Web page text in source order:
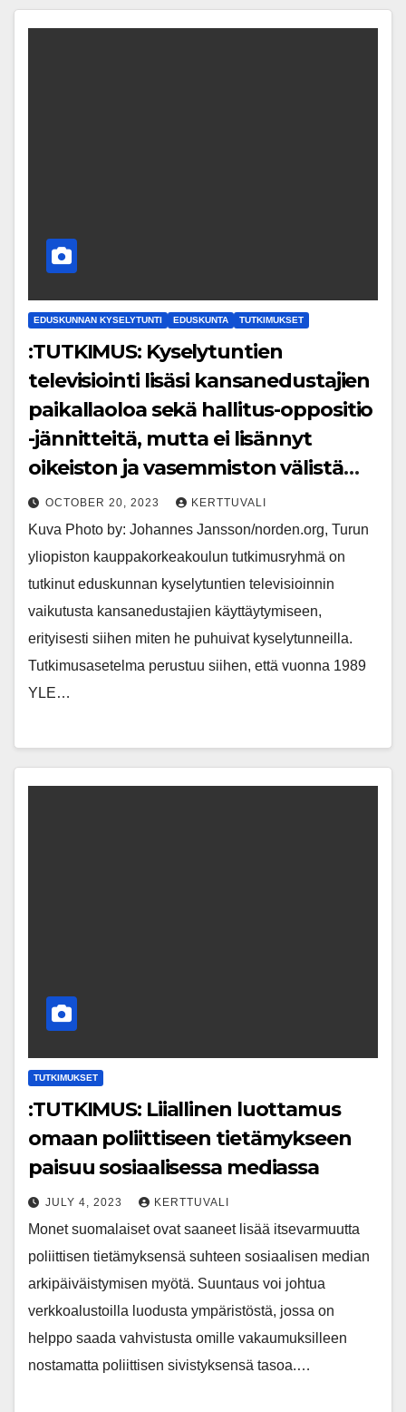
EDUSKUNNAN KYSELYTUNTI EDUSKUNTA TUTKIMUKSET
:TUTKIMUS: Kyselytuntien
televisiointi lisäsi kansanedustajien
paikallaoloa sekä hallitus-oppositio
-jännitteitä, mutta ei lisännyt
oikeiston ja vasemmiston välistä
polarisaatiota eduskuntapuheessa
OCTOBER 20, 2023 KERTTUVALI
Kuva Photo by: Johannes Jansson/norden.org, Turun
yliopiston kauppakorkeakoulun tutkimusryhmä on
tutkinut eduskunnan kyselytuntien televisioinnin
vaikutusta kansanedustajien käyttäytymiseen,
erityisesti siihen miten he puhuivat kyselytunneilla.
Tutkimusasetelma perustuu siihen, että vuonna 1989
YLE…
TUTKIMUKSET
:TUTKIMUS: Liiallinen luottamus
omaan poliittiseen tietämykseen
paisuu sosiaalisessa mediassa
JULY 4, 2023 KERTTUVALI
Monet suomalaiset ovat saaneet lisää itsevarmuutta
poliittisen tietämyksensä suhteen sosiaalisen median
arkipäiväistymisen myötä. Suuntaus voi johtua
verkkoalustoilla luodusta ympäristöstä, jossa on
helppo saada vahvistusta omille vakaumuksilleen
nostamatta poliittisen sivistyksensä tasoa.…